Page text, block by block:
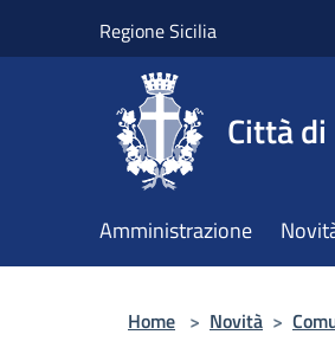
Regione Sicilia
Città
Amministrazione
Home > Novità >